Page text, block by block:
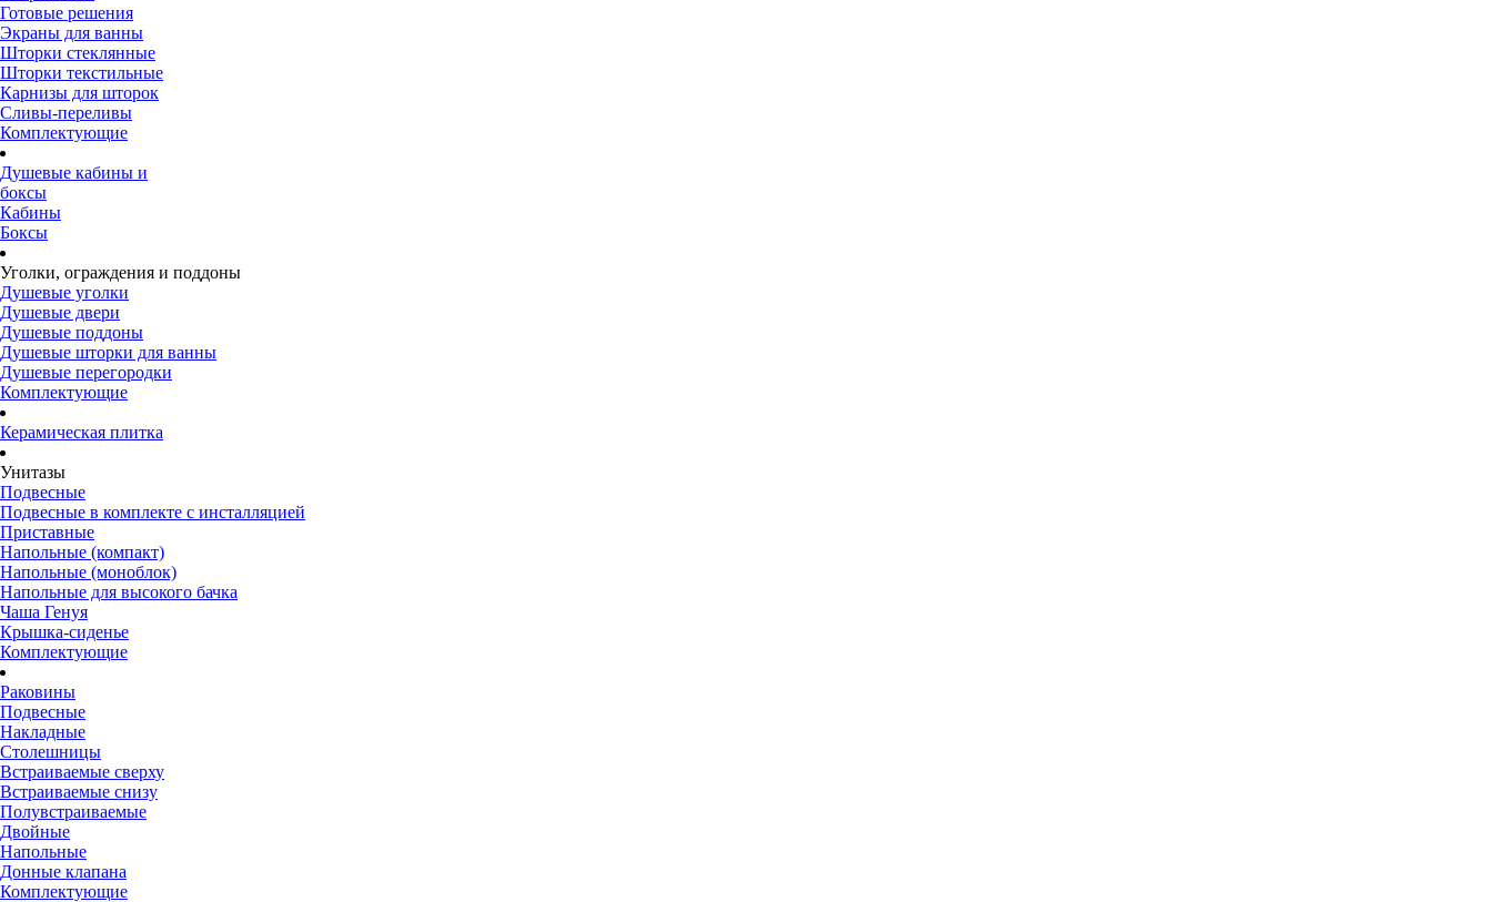
Готовые решения
Экраны для ванны
Шторки стеклянные
Шторки текстильные
Карнизы для шторок
Сливы-переливы
Комплектующие
Душевые кабины и
боксы
Кабины
Боксы
Уголки, ограждения и поддоны
Душевые уголки
Душевые двери
Душевые поддоны
Душевые шторки для ванны
Душевые перегородки
Комплектующие
Керамическая плитка
Унитазы
Подвесные
Подвесные в комплекте с инсталляцией
Приставные
Напольные (компакт)
Напольные (моноблок)
Напольные для высокого бачка
Чаша Генуя
Крышка-сиденье
Комплектующие
Раковины
Подвесные
Накладные
Столешницы
Встраиваемые сверху
Встраиваемые снизу
Полувстраиваемые
Двойные
Напольные
Донные клапана
Комплектующие